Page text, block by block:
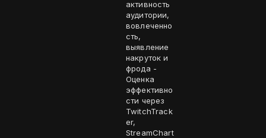
активность
аудитории,
вовлеченно
сть,
выявление
накруток и
фрода -
Оценка
эффективно
сти через
TwitchTrack
er,
StreamChart